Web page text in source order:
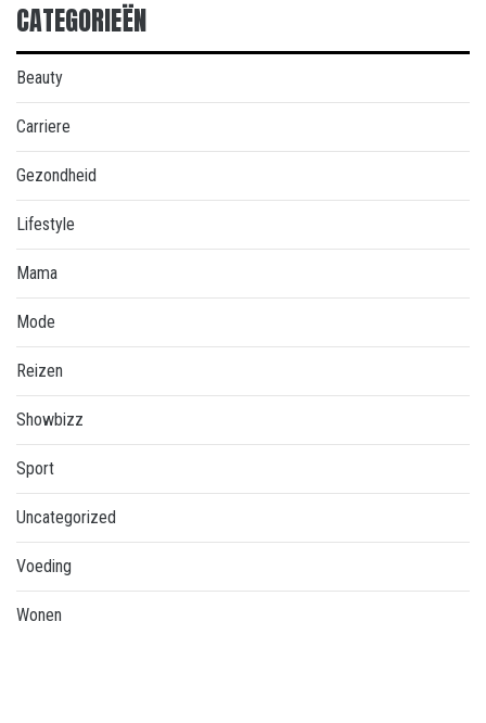
CATEGORIEËN
Beauty
Carriere
Gezondheid
Lifestyle
Mama
Mode
Reizen
Showbizz
Sport
Uncategorized
Voeding
Wonen